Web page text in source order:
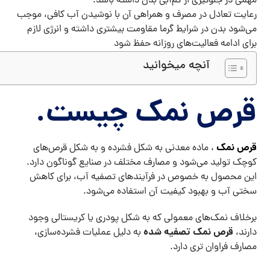
رعایت تعادل در مصرف و همراهی آن با نوشیدن آب کافی، موجب
می‌شود بدن در شرایط گرما مقاومت بیشتری داشته و انرژی لازم
برای ادامه فعالیت‌های روزانه حفظ شود
آنچه میخوانید
قرص نمک چیست.
قرص نمک ، ماده معدنی به شکل فشرده و به شکل قرص‌های
کوچک تولید می‌شود و مصارف مختلف در صنایع گوناگون دارد.
این محصول به خصوص در فرآیندهای تصفیه آب، برای کاهش
سختی آب و بهبود کیفیت آن استفاده می‌شود.
برخلاف نمک‌های معمولی که به‌ شکل پودری یا کریستالی وجود
دارند، قرصنمک تصفیه شده به دلیل عملیات فشرده‌سازی،
مصارف فراوان تری دارد.